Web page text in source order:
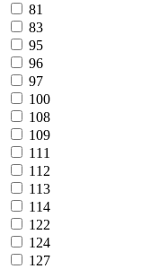
81
83
95
96
97
100
108
109
111
112
113
114
122
124
127